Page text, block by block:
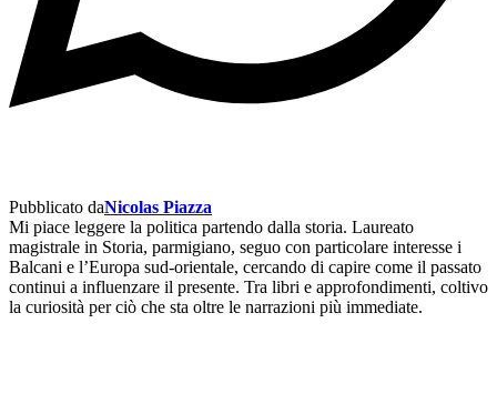
Pubblicato daNicolas Piazza
Mi piace leggere la politica partendo dalla storia. Laureato
magistrale in Storia, parmigiano, seguo con particolare interesse i
Balcani e l’Europa sud-orientale, cercando di capire come il passato
continui a influenzare il presente. Tra libri e approfondimenti, coltivo
la curiosità per ciò che sta oltre le narrazioni più immediate.